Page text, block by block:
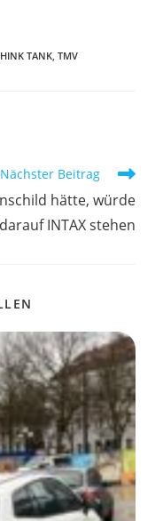
TANK, TMV
Nächster Beitrag
hätte, würde
darauf INTAX stehen